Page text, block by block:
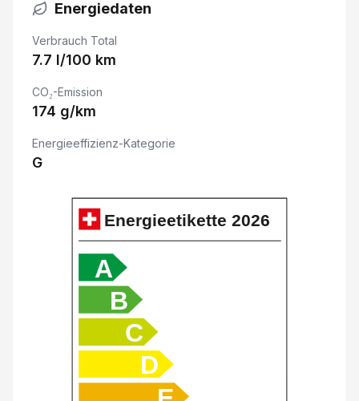
Keine Gewähr auf die Angaben der Serienausstattung
Aussenspiegel elektrisch verstellbar/ heizbar und
Apple Car Play/ Android Auto
HDC Hill Descent Control/ Bergabfahrkontrolle
ABS und EBV Elektr. Bremskraftverteilung inkl. BA
Airbag Fahrer und Beifahrerseite
Zentralverriegelung mit Fernbedienung
Energiedaten
Verbrauch Total
7.7 l/100 km
CO₂-Emission
174 g/km
Energieeffizienz-Kategorie
G
A
B
C
D
Energieetikette 2026